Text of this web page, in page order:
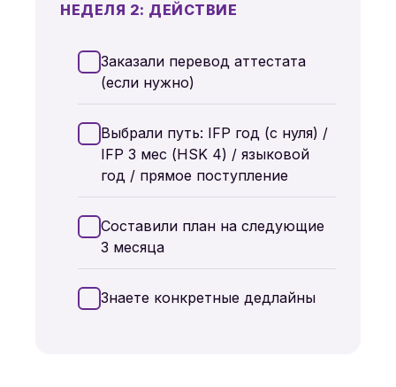
НЕДЕЛЯ 2: ДЕЙСТВИЕ
Заказали перевод аттестата
(если нужно)
Выбрали путь: IFP год (с нуля) /
IFP 3 мес (HSK 4) / языковой
год / прямое поступление
Составили план на следующие
3 месяца
Знаете конкретные дедлайны